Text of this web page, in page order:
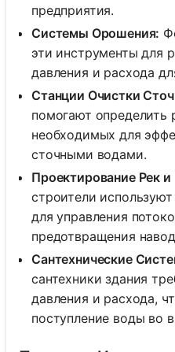
предприятия.
Системы Орошения:
эти инструменты для
давления и расхода
Станции Очистки
помогают определить
необходимых для
сточными водами.
Проектирование Рек и
строители
для управления
предотвращения
Сантехнические
сантехники здания
давления и расхода,
поступление воды во